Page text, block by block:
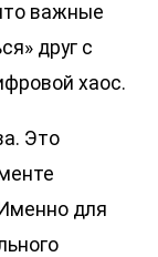
важные
друг с
хаос.
Это
для